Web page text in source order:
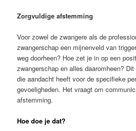
Zorgvuldige afstemming
Voor zowel de zwangere als de
zwangerschap een mijnenveld van
weg doorheen? Hoe zet je in op een
zwangerschap en alles daaromheen?
die aandacht heeft voor de specifieke
gevoeligheden. Het vraagt om
afstemming.
Hoe doe je dat?